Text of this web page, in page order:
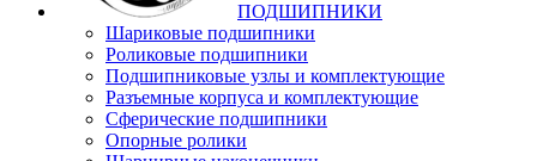
ПОДШИПНИКИ
Шариковые подшипники
Роликовые подшипники
Подшипниковые узлы и комплектующие
Разъемные корпуса и комплектующие
Сферические подшипники
Опорные ролики